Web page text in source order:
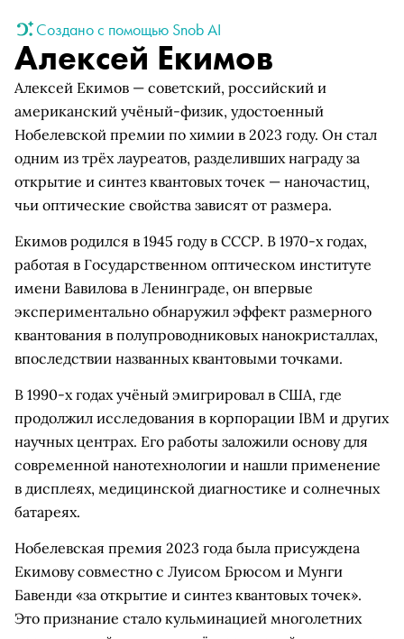
Создано с помощью Snob AI
Алексей Екимов
Алексей Екимов — советский, российский и
американский учёный-физик, удостоенный
Нобелевской премии по химии в 2023 году. Он стал
одним из трёх лауреатов, разделивших награду за
открытие и синтез квантовых точек — наночастиц,
чьи оптические свойства зависят от размера.
Екимов родился в 1945 году в СССР. В 1970-х годах,
работая в Государственном оптическом институте
имени Вавилова в Ленинграде, он впервые
экспериментально обнаружил эффект размерного
квантования в полупроводниковых нанокристаллах,
впоследствии названных квантовыми точками.
В 1990-х годах учёный эмигрировал в США, где
продолжил исследования в корпорации IBM и других
научных центрах. Его работы заложили основу для
современной нанотехнологии и нашли применение
в дисплеях, медицинской диагностике и солнечных
батареях.
Нобелевская премия 2023 года была присуждена
Екимову совместно с Луисом Брюсом и Мунги
Бавенди «за открытие и синтез квантовых точек».
Это признание стало кульминацией многолетних